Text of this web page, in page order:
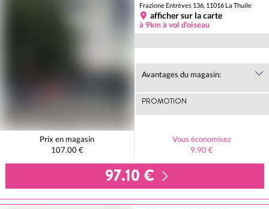
Frazione Entrèves 136, 11016 La Thuile
afficher sur la carte
à 9km à vol d'oiseau
Avantages du magasin:
PROMOTION
Prix en magasin
107.00 €
Vous économisez
9.90 €
97.10 €